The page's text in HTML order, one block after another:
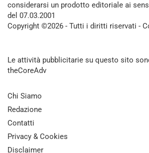
considerarsi un prodotto editoriale ai
del 07.03.2001
Copyright ©2026 - Tutti i diritti riservati -
Le attività pubblicitarie su questo sito
theCoreAdv
Chi Siamo
Redazione
Contatti
Privacy & Cookies
Disclaimer